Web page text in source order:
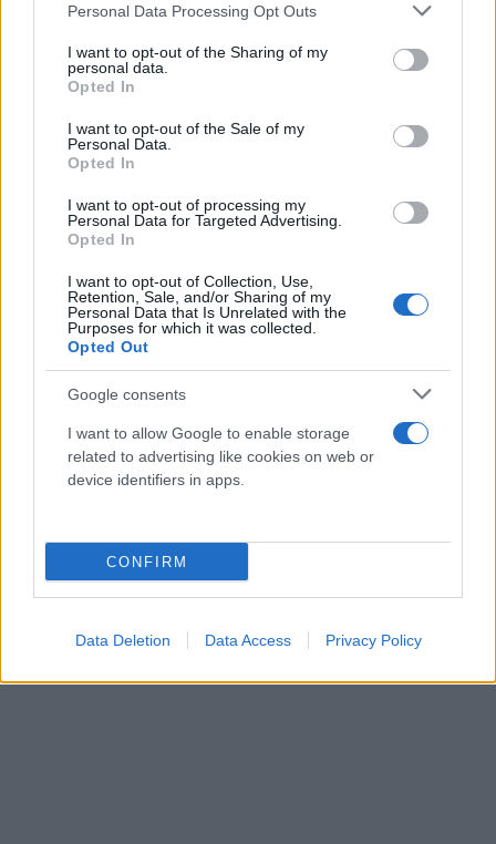
Please note that this website/app uses one or more Google
not limited to your visit or usage behaviour. You may click to
grant or deny consent to Google and its third-party tags to
use your data for below specified purposes in below Google
consent section.
Personal Data Processing Opt Outs
I want to opt-out of the Sharing of my
personal data.
Opted In
I want to opt-out of the Sale of my
Personal Data.
Opted In
I want to opt-out of processing my
Personal Data for Targeted Advertising.
Opted In
I want to opt-out of Collection, Use,
Retention, Sale, and/or Sharing of my
Personal Data that Is Unrelated with the
Purposes for which it was collected.
Opted Out
Google consents
I want to allow Google to enable storage
related to advertising like cookies on web or
device identifiers in apps.
CONFIRM
Data Deletion Data Access Privacy Policy
που σάρωσε έως και το 70% της παραγωγής σε
αρκετές περιοχές.
Λαϊκές αγορές… χωρίς μεσάζοντες
Η κυβέρνηση, βλέποντας την πίεση στο καλάθι της
νοικοκυράς, υπόσχεται μέτρα. Το υπουργείο
αποκλειστικά για παραγωγούς,ώστε οι
καταναλωτές να αγοράζουν πιο φθηνά και οι
μεσάζοντες να… κοπούν από τη μέση.
Οι παραγωγοί ζητούν εντατικούς ελέγχους και
αυστηρά πρόστιμα στους κερδοσκόπους, την ώρα
που τα ψώνια στο σούπερ μάρκετ μοιάζουν πια με